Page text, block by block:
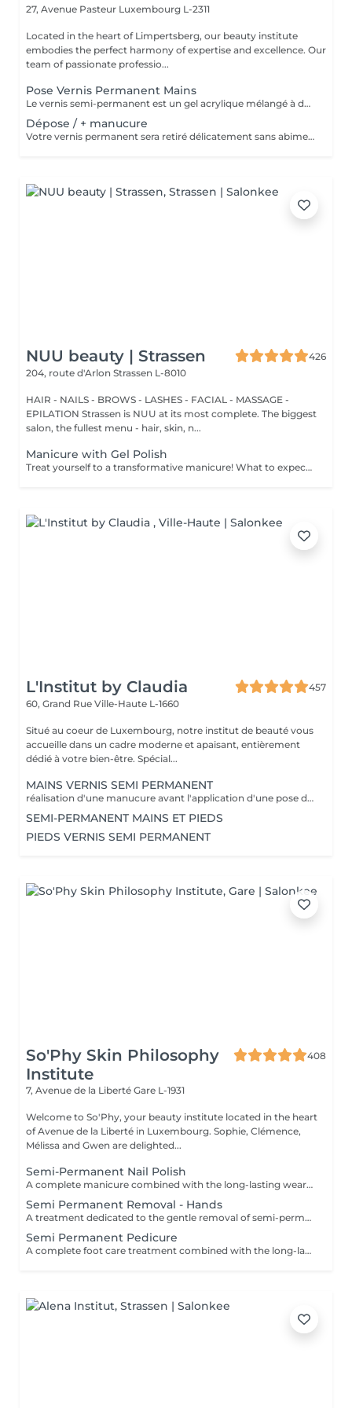
27, Avenue Pasteur Luxembourg L-2311
Located in the heart of Limpertsberg, our beauty institute
embodies the perfect harmony of expertise and excellence. Our
team of passionate professio...
Pose Vernis Permanent Mains
Le vernis semi-permanent est un gel acrylique mélangé à du vernis, appliqué sur l'ongle et durci par des UV. Il a la même texture qu'un vernis classique, est aussi liquide et a encore plus de brillance. Il reste impeccable, sans ternir et sans s'écailler.
Dépose / + manucure
Votre vernis permanent sera retiré délicatement sans abimer vos ongles. La manucure est un soin des mains comprenant le limage des ongles, la pousse et la coupe des cuticules, massage avec crème de soin et application d'un vernis transparent si désiré.
NUU beauty | Strassen
426
204, route d'Arlon Strassen L-8010
HAIR - NAILS - BROWS - LASHES - FACIAL - MASSAGE -
EPILATION Strassen is NUU at its most complete. The biggest
salon, the fullest menu - hair, skin, n...
Manicure with Gel Polish
Treat yourself to a transformative manicure! What to expect: - old polish is removed as a bonus - rough skin is removed - nails are shaped - cuticles and side ridges are polished - reinforcement is performed if chosen - semi-permanent polish is applied - cuticle oil and hand cream are applied Age: 16+ Frequency: every 3 weeks for best results. *Removal of old semi-permanent polish is included with the manicure. If you want a separate removal appointment, we charge €20 for the careful process that protects your nails. For the manicure, we leave a thin layer of old polish under the new layer to enhance the durability of the semi-permanent polish. *Please note that if semipermanent nail polish without manicure is chosen, rough skin, cuticle and side ridges won't be removed.
L'Institut by Claudia
457
60, Grand Rue Ville-Haute L-1660
Situé au coeur de Luxembourg, notre institut de beauté vous
accueille dans un cadre moderne et apaisant, entièrement
dédié à votre bien-être. Spécial...
MAINS VERNIS SEMI PERMANENT
réalisation d'une manucure avant l'application d'une pose de vernis semi permanent tenue entre 2-3 semaines un supplément sera calculé pour la réalisation d'une french ou décor
SEMI-PERMANENT MAINS ET PIEDS
PIEDS VERNIS SEMI PERMANENT
So'Phy Skin Philosophy
Institute
408
7, Avenue de la Liberté Gare L-1931
Welcome to So'Phy, your beauty institute located in the heart
of Avenue de la Liberté in Luxembourg. Sophie, Clémence,
Mélissa and Gwen are delighted...
Semi-Permanent Nail Polish
A complete manicure combined with the long-lasting wear of semi-permanent nail polish. The treatment begins with full nail preparation, including shaping, cuticle care and preparation of the natural nail to ensure a clean and long-lasting result. The semi-permanent polish is then applied to provide a glossy, elegant and durable finish. Nails look neat and refined, with long-lasting wear for several weeks. Ideal for combining beauty, comfort and everyday practicality.
Semi Permanent Removal - Hands
A treatment dedicated to the gentle removal of semi-permanent nail polish, carried out with care to preserve the quality of the natural nail. The removal is followed by nail shaping and cuticle care to restore a clean and well-groomed result. A protective base is then applied to strengthen the nail, completed with a nourishing oil to hydrate and enhance the cuticles. Nails are left clean, cared for and protected. Ideal for taking a break while maintaining healthy nails. This service is only available for semi-permanent nail polish applied at the institute.
Semi Permanent Pedicure
A complete foot care treatment combined with the long-lasting wear of semi-permanent nail polish. The treatment begins with nail preparation, including cuticle care, shaping and callus care if needed, to ensure a clean and well-groomed result. The semi-permanent polish is then applied to provide a glossy, elegant and durable finish. Feet look neat and perfectly cared for, with long-lasting results that remain flawless for several weeks. Ideal for maintaining clean, comfortable and elegant feet every day.